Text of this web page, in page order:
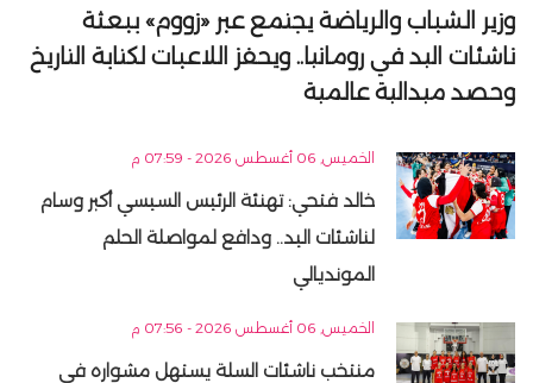
وزير الشباب والرياضة يجتمع عبر «زووم» ببعثة
ناشئات اليد في رومانيا.. ويحفز اللاعبات لكتابة التاريخ
وحصد ميدالية عالمية
الخميس, 06 أغسطس 2026 - 07:59 م
خالد فتحي: تهنئة الرئيس السيسي أكبر وسام
لناشئات اليد.. ودافع لمواصلة الحلم
المونديالي
الخميس, 06 أغسطس 2026 - 07:56 م
منتخب ناشئات السلة يستهل مشواره في